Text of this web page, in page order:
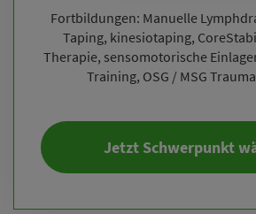
Fortbildungen: Manuelle
Taping, kinesiotaping,
Therapie, sensomotorische
Training, OSG / MSG
Jetzt Schwerpunkt